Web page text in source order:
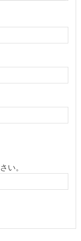
い。